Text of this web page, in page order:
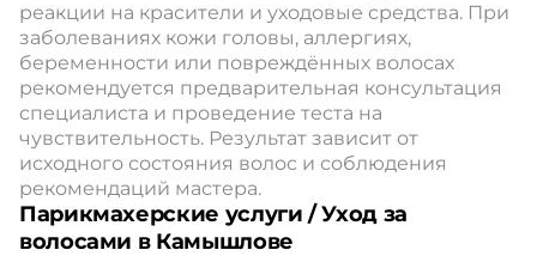
реакции на красители и уходовые средства. При
заболеваниях кожи головы, аллергиях,
беременности или повреждённых волосах
рекомендуется предварительная консультация
специалиста и проведение теста на
чувствительность. Результат зависит от
исходного состояния волос и соблюдения
рекомендаций мастера.
Парикмахерские услуги / Уход за
волосами в Камышлове